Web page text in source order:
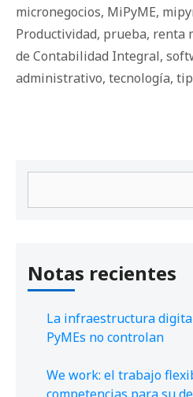
micronegocios, MiPyME,
Productividad, prueba, renta
de Contabilidad Integral,
administrativo, tecnología,
Notas recientes
La infraestructura
PyMEs no controlan
We work: el trabajo